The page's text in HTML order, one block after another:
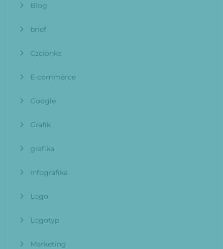
Blog
brief
Czcionka
E-commerce
Google
Grafik
grafika
infografika
Logo
Logotyp
Marketing